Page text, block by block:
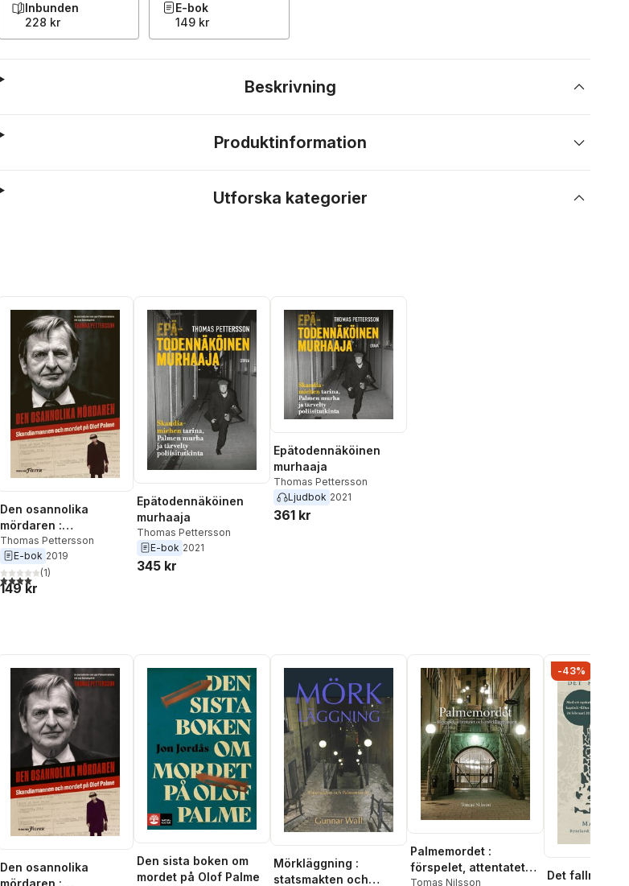
Inbunden
228 kr
E-bok
149 kr
Beskrivning
Produktinformation
Utforska kategorier
Den osannolika
mördaren :
Skandiamannen och
mordet på Olof Palme
Thomas Pettersson
E-bok 2019
4,0utav 5 stjärnor. Totalt antal röster:
(1)
149 kr
Epätodennäköinen
murhaaja
Thomas Pettersson
E-bok 2021
345 kr
Epätodennäköinen
murhaaja
Thomas Pettersson
Ljudbok 2021
361 kr
Den osannolika
mördaren :
Den sista boken om
mordet på Olof Palme
Mörkläggning :
statsmakten och
Palmemordet :
förspelet, attentatet
Tomas Nilsson
-43%
Det fallna